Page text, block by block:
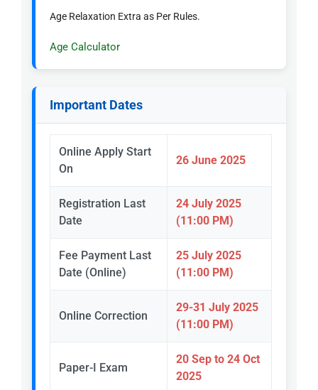
Age Relaxation Extra as Per Rules.
Age Calculator
Important Dates
Online Apply Start
On
26 June 2025
Registration Last
Date
24 July 2025
(11:00 PM)
Fee Payment Last
Date (Online)
25 July 2025
(11:00 PM)
Online Correction
29-31 July 2025
(11:00 PM)
Paper-I Exam
20 Sep to 24 Oct
2025